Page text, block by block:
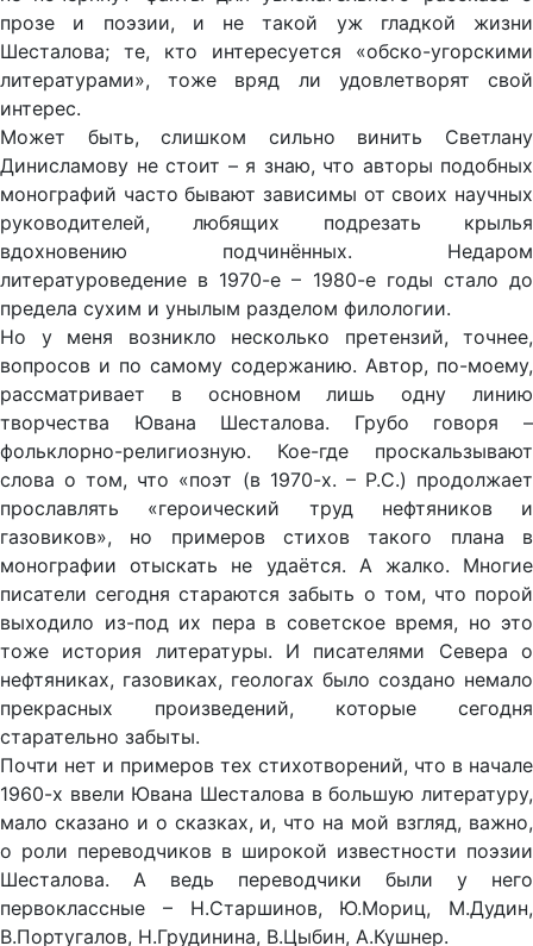
прозе и поэзии, и не такой уж гладкой жизни
Шесталова; те, кто интересуется «обско-угорскими
литературами», тоже вряд ли удовлетворят свой
интерес.
Может быть, слишком сильно винить Светлану
Динисламову не стоит – я знаю, что авторы подобных
монографий часто бывают зависимы от своих научных
руководителей, любящих подрезать крылья
вдохновению подчинённых. Недаром
литературоведение в 1970-е – 1980-е годы стало до
предела сухим и унылым разделом филологии.
Но у меня возникло несколько претензий, точнее,
вопросов и по самому содержанию. Автор, по-моему,
рассматривает в основном лишь одну линию
творчества Ювана Шесталова. Грубо говоря –
фольклорно-религиозную. Кое-где проскальзывают
слова о том, что «поэт (в 1970-х. – Р.С.) продолжает
прославлять «героический труд нефтяников и
газовиков», но примеров стихов такого плана в
монографии отыскать не удаётся. А жалко. Многие
писатели сегодня стараются забыть о том, что порой
выходило из-под их пера в советское время, но это
тоже история литературы. И писателями Севера о
нефтяниках, газовиках, геологах было создано немало
прекрасных произведений, которые сегодня
старательно забыты.
Почти нет и примеров тех стихотворений, что в начале
1960-х ввели Ювана Шесталова в большую литературу,
мало сказано и о сказках, и, что на мой взгляд, важно,
о роли переводчиков в широкой известности поэзии
Шесталова. А ведь переводчики были у него
первоклассные – Н.Старшинов, Ю.Мориц, М.Дудин,
В.Португалов, Н.Грудинина, В.Цыбин, А.Кушнер.